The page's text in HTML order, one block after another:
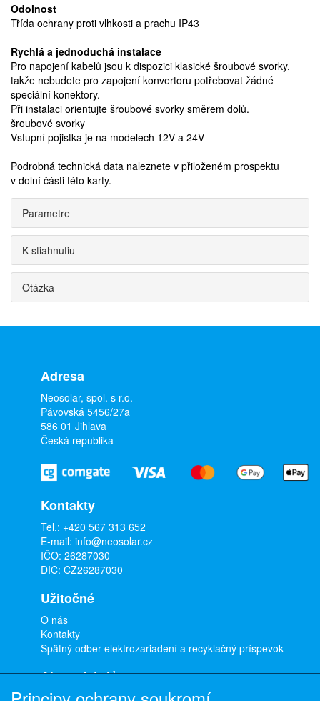
Odolnost
Třída ochrany proti vlhkosti a prachu IP43
Rychlá a jednoduchá instalace
Pro napojení kabelů jsou k dispozici klasické šroubové svorky,
takže nebudete pro zapojení konvertoru potřebovat žádné
speciální konektory.
Při instalaci orientujte šroubové svorky směrem dolů.
šroubové svorky
Vstupní pojistka je na modelech 12V a 24V
Podrobná technická data naleznete v přiloženém prospektu
v dolní části této karty.
Parametre
K stiahnutiu
Otázka
Adresa
Neosolar, spol. s r.o.
Pávovská 5456/27a
586 01 Jihlava
Česká republika
Kontakty
Tel.: +420 567 313 652
E-mail: info@neosolar.cz
IČO: 26287030
DIČ: CZ26287030
Užitočné
O nás
Kontakty
Spätný odber elektrozariadení a recyklačný príspevok
Ako nakúpiť
Doprava a platba